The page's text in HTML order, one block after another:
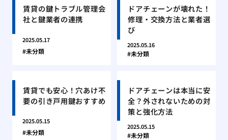
賃貸の鍵トラブル管理会
社と鍵業者の連携
2025.05.17
未分類
ドアチェーンが壊れた！
修理・交換方法と業者選
び
2025.05.16
未分類
賃貸でも安心！穴あけ不
要の引き戸用鍵おすすめ
2025.05.15
未分類
ドアチェーンは本当に安
全？外されないための対
策と強化方法
2025.05.15
未分類